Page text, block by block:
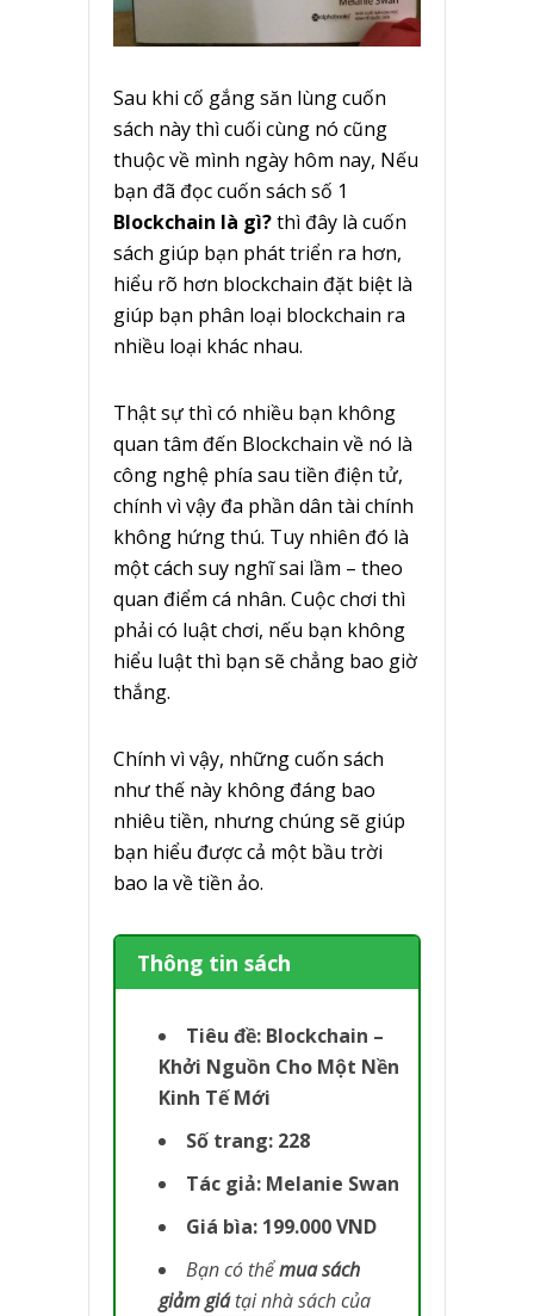
Sau khi cố gắng săn lùng cuốn
sách này thì cuối cùng nó cũng
thuộc về mình ngày hôm nay, Nếu
bạn đã đọc cuốn sách số 1
Blockchain là gì?thì đây là cuốn
sách giúp bạn phát triển ra hơn,
hiểu rõ hơn blockchain đặt biệt là
giúp bạn phân loại blockchain ra
nhiều loại khác nhau.
Thật sự thì có nhiều bạn không
quan tâm đến Blockchain về nó là
công nghệ phía sau tiền điện tử,
chính vì vậy đa phần dân tài chính
không hứng thú. Tuy nhiên đó là
một cách suy nghĩ sai lầm – theo
quan điểm cá nhân. Cuộc chơi thì
phải có luật chơi, nếu bạn không
hiểu luật thì bạn sẽ chẳng bao giờ
thắng.
Chính vì vậy, những cuốn sách
như thế này không đáng bao
nhiêu tiền, nhưng chúng sẽ giúp
bạn hiểu được cả một bầu trời
bao la về tiền ảo.
Thông tin sách
Tiêu đề: Blockchain –
Khởi Nguồn Cho Một Nền
Kinh Tế Mới
Số trang: 228
Tác giả: Melanie Swan
Giá bìa: 199.000 VND
Bạn có thểmua sách
giảm giátại nhà sách của